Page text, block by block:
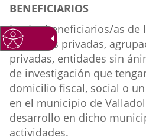
Destinatarios
de
las
ayudas
BENEFICIARIOS
Los/as beneficiarios/as de
empresas privadas,
privadas, entidades sin
de investigación que
domicilio fiscal, social o
en el municipio de
desarrollo en dicho
actividades.